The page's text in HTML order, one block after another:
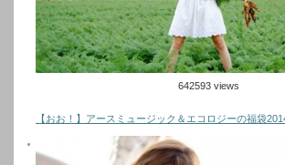
642593 views
【おお！】アースミュージック＆エコロジーの福袋